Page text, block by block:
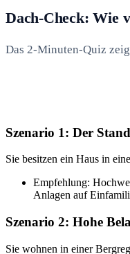
Dach-Check: Wie
Das 2-Minuten-Quiz
Szenario 1: Der
Sie besitzen ein Haus in
Empfehlung:
Anlagen auf
Szenario 2: Hohe
Sie wohnen in einer